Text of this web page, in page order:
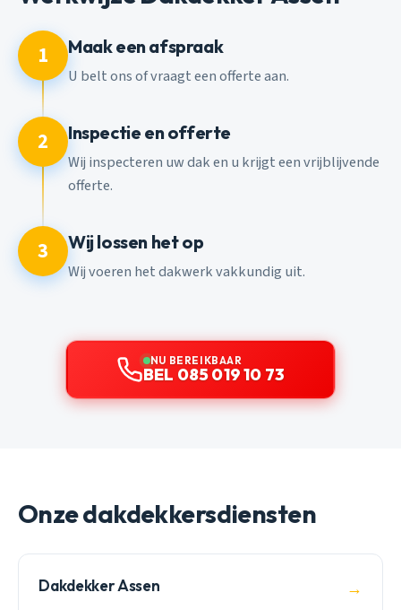
1 Maak een afspraak
U belt ons of vraagt een offerte aan.
2 Inspectie en offerte
Wij inspecteren uw dak en u krijgt een vrijblijvende
offerte.
3 Wij lossen het op
Wij voeren het dakwerk vakkundig uit.
NU BEREIKBAAR
BEL 085 019 10 73
Onze dakdekkersdiensten
Dakdekker Assen →